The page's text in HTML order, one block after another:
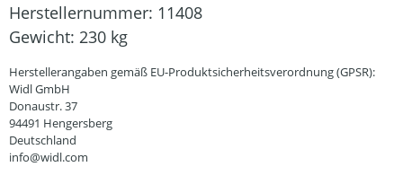
Herstellernummer: 11408
Gewicht: 230 kg
Herstellerangaben gemäß EU-Produktsicherheitsverordnung (GPSR):
Widl GmbH
Donaustr. 37
94491 Hengersberg
Deutschland
info@widl.com